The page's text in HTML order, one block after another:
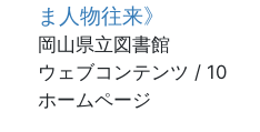
ま人物往来》
岡山県立図書館
ウェブコンテンツ / 10
ホームページ